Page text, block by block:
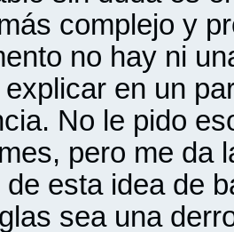
complejo y
no hay ni
explicar en un
No le pido
pero me da
de esta idea de
sea una